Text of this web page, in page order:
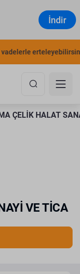
İndir
erteleyebilirsiniz.
ÇELİK HALAT
VE TİCA